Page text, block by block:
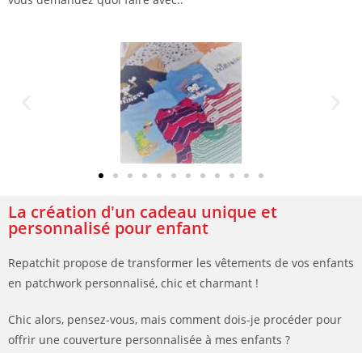
La création d'un cadeau unique et
personnalisé pour enfant
Repatchit propose de transformer les vêtements de vos enfants
en patchwork personnalisé, chic et charmant !
Chic alors, pensez-vous, mais comment dois-je procéder pour
offrir une couverture personnalisée à mes enfants ?